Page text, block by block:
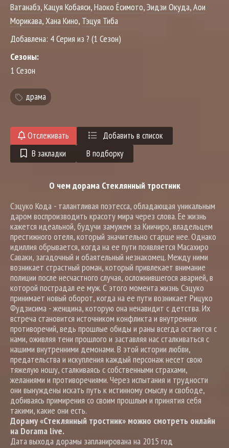
Ватанабэ,Кацуя Кобаяси,Наоко Ёсимото,Эидзи Окуда,Аои
Морикава,Хана Кино, Тэцуя Тиба
Добавлена: 4 Серия из ? (1 Сезон)
Сезоны:
1 Сезон
драма
Отслеживать
Добавить в список
В закладки
В подборку
О чем дорама Стеклянный тростник
Сэцуко Кода - талантливая поэтесса, обладающая уникальным
даром воспроизводить красоту мира через слова. Ее жизнь
кажется идеальной, будучи замужем за Киичиро, владельцем
престижного отеля, который значительно старше нее. Однако
идиллия обрывается, когда на ее пути появляется Масахиро
Саваки, загадочный и обаятельный незнакомец. Между ними
возникает страстный роман, который привлекает внимание
полиции после несчастного случая, осложнившегося аварией, в
которой пострадал ее муж. С этого момента жизнь Сэцуко
принимает новый оборот, когда на ее пути возникает Рицуко
Фудзисима - женщина, которую она ненавидит с детства. Их
встреча становится источником конфликта и внутренних
противоречий, ведь прошлые обиды и раны всегда остаются с
нами, оживляя тени прошлого и заставляя нас сталкиваться с
нашими внутренними демонами. В этой истории любви,
предательства и искупления каждый персонаж несет свою
тяжелую ношу, сталкиваясь с собственными страхами,
желаниями и противоречиями. Через испытания и трудности
они вынуждены искать путь к истинному смыслу и свободе,
добиваясь примирения со своим прошлым и принятия себя
такими, какие они есть.
Дораму «Стеклянный тростник» можно смотреть онлайн
на Dorama live.
Дата выхода дорамы запланирована на 2015 год